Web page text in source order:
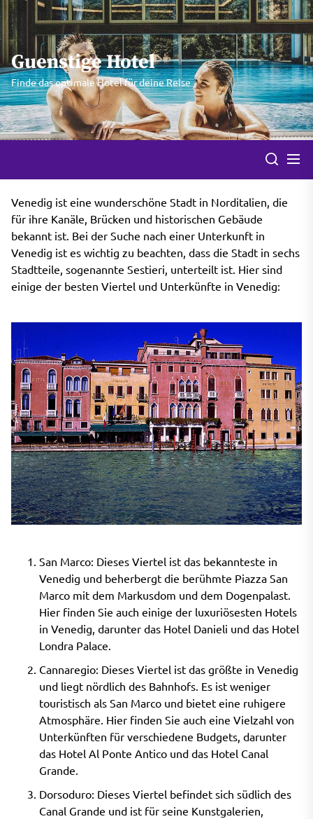
Skip
the
content
Guenstige Hotel
Finde das optimale Hotel für deine Reise
Venedig ist eine wunderschöne Stadt in Norditalien, die
für ihre Kanäle, Brücken und historischen Gebäude
bekannt ist. Bei der Suche nach einer Unterkunft in
Venedig ist es wichtig zu beachten, dass die Stadt in sechs
Stadtteile, sogenannte Sestieri, unterteilt ist. Hier sind
einige der besten Viertel und Unterkünfte in Venedig:
San Marco: Dieses Viertel ist das bekannteste in
Venedig und beherbergt die berühmte Piazza San
Marco mit dem Markusdom und dem Dogenpalast.
Hier finden Sie auch einige der luxuriösesten Hotels
in Venedig, darunter das Hotel Danieli und das Hotel
Londra Palace.
Cannaregio: Dieses Viertel ist das größte in Venedig
und liegt nördlich des Bahnhofs. Es ist weniger
touristisch als San Marco und bietet eine ruhigere
Atmosphäre. Hier finden Sie auch eine Vielzahl von
Unterkünften für verschiedene Budgets, darunter
das Hotel Al Ponte Antico und das Hotel Canal
Grande.
Dorsoduro: Dieses Viertel befindet sich südlich des
Canal Grande und ist für seine Kunstgalerien,